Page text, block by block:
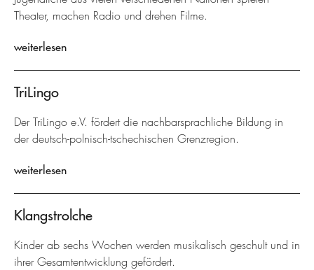
Theater, machen Radio und drehen Filme.
weiterlesen
TriLingo
Der TriLingo e.V. fördert die nachbarsprachliche Bildung in
der deutsch-polnisch-tschechischen Grenzregion.
weiterlesen
Klangstrolche
Kinder ab sechs Wochen werden musikalisch geschult und in
ihrer Gesamtentwicklung gefördert.